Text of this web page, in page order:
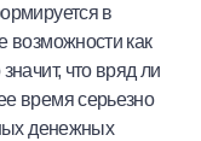
в
возможности как
что вряд ли
время серьезно
денежных